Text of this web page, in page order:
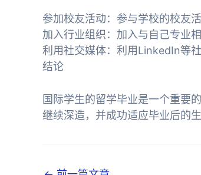
参加校友活动：参与学校的校友
加入行业组织：加入与自己专业
利用社交媒体：利用LinkedIn等
结论
国际学生的留学毕业是一个重要
继续深造，并成功适应毕业后的